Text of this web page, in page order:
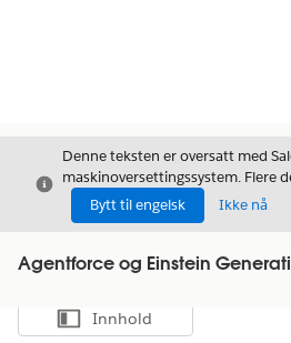
Avslutt
Denne teksten er oversatt med
maskinoversettingssystem. Flere
Bytt til engelsk
Ikke nå
Agentforce og Einstein
Vis innholdsfortegnelse
Innhold